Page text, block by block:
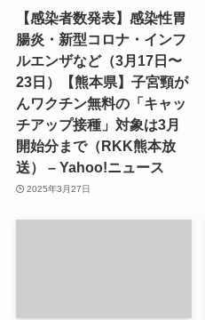
【感染者数発表】感染性胃
腸炎・新型コロナ・インフ
ルエンザなど（3月17日〜
23日）【熊本県】子宮頸が
んワクチン無料の「キャッ
チアップ接種」対象は3月
開始分まで（RKK熊本放
送） – Yahoo!ニュース
2025年3月27日